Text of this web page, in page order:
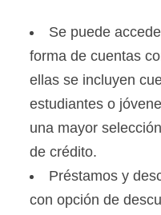
Se puede
forma de cuentas
ellas se incluyen
estudiantes o
una mayor
de crédito.
Préstamos y
con opción de